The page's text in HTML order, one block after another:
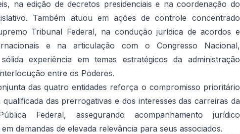
na edição de decretos presidenciais e na coordenação do
Também atuou em ações de controle concentrado
Tribunal Federal, na condução jurídica de acordos e
e na articulação com o Congresso Nacional,
experiência em temas estratégicos da administração
entre os Poderes.
das quatro entidades reforça o compromisso prioritário
qualificada das prerrogativas e dos interesses das carreiras da
Federal, assegurando acompanhamento jurídico
demandas de elevada relevância para seus associados.